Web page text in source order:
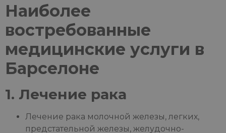
Наиболее
востребованные
медицинские услуги в
Барселоне
1. Лечение рака
Лечение рака молочной железы, легких,
предстательной железы, желудочно-